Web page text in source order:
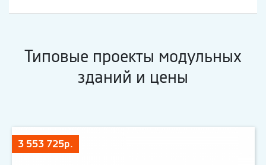
Типовые проекты модульных
зданий и цены
3 553 725р.